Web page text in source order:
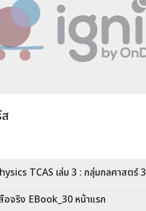
TCAS เล่ม 3 : กลุ่มกลศาสตร์ 3
อจริง EBook_30 หน้าแรก